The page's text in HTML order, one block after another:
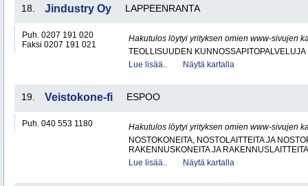
18. Jindustry Oy LAPPEENRANTA
Puh. 0207 191 020
Faksi 0207 191 021
Hakutulos löytyi yrityksen omien www-sivujen
TEOLLISUUDEN KUNNOSSAPITOPALVELUJA
Lue lisää..
Näytä kartalla
19. Veistokone-fi ESPOO
Puh. 040 553 1180
Hakutulos löytyi yrityksen omien www-sivujen
NOSTOKONEITA, NOSTOLAITTEITA JA
RAKENNUSKONEITA JA RAKENNUSLAITTEITA
Lue lisää..
Näytä kartalla